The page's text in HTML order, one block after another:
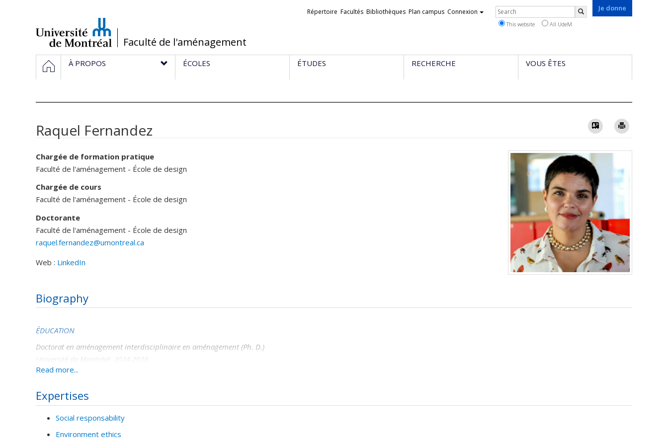
/Faculté de l'aménagement
Je donne
Liens
Répertoire Facultés Bibliothèques Plan campus Connexion Rechercher
This website All UdeM
Navigation
principale
HOMEÀ PROPOS ÉCOLES ÉTUDES RECHERCHE VOUS ÊTES
Raquel Fernandez Vcard
Chargée de formation pratique
Faculté de l'aménagement - École de design
Chargée de cours
Faculté de l'aménagement - École de design
Doctorante
Faculté de l'aménagement - École de design
raquel.fernandez@umontreal.ca
Web : LinkedIn
Biography
ÉDUCATION
Doctorat en aménagement interdisciplinaire en aménagement (Ph. D.)
Université de Montréal, 2024-2028
Thèse : Les habitations collectives pour femmes , une option féministe intersectionnelle
Directeur : Olivier Vallerand
Maîtrise en Aménagement, option théories en design (M.Sc.A)
Passage accéléré vers le programme de doctorat
Read more...
Expertises
Social responsability
Environment ethics